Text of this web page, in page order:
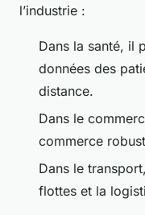
l’industrie :
Dans la santé, il
données des
distance.
Dans le
commerce
Dans le
flottes et la